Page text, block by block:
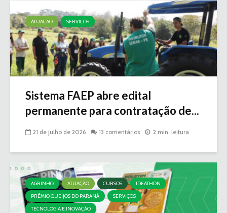
ATUAÇÃO SERVIÇOS
Sistema FAEP abre edital
permanente para contratação de...
21 de julho de 2026 13 comentários 2 min. leitura
AGRINHO ATUAÇÃO CURSOS
IDEATHON
PRÊMIO QUEIJOS DO PARANÁ
SERVIÇOS
TECNOLOGIA E INOVAÇÃO